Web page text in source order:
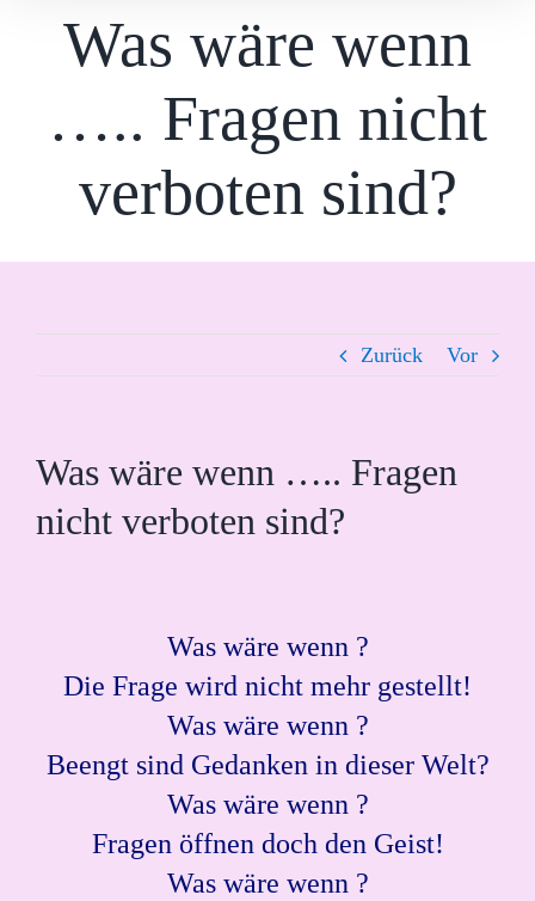
Was wäre wenn
….. Fragen nicht
verboten sind?
Zurück Vor
Was wäre wenn ….. Fragen
nicht verboten sind?
Was wäre wenn ?
Die Frage wird nicht mehr gestellt!
Was wäre wenn ?
Beengt sind Gedanken in dieser Welt?
Was wäre wenn ?
Fragen öffnen doch den Geist!
Was wäre wenn ?